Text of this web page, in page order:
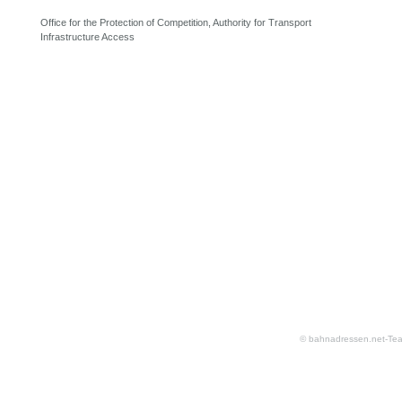
Office for the Protection of Competition, Authority for Transport
Infrastructure Access
© bahnadressen.net-